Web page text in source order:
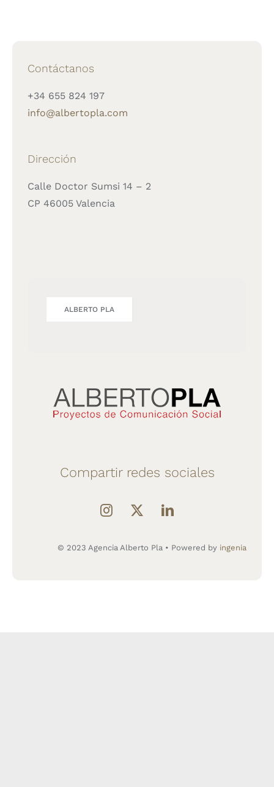
Contáctanos
+34 655 824 197
info@albertopla.com
Dirección
Calle Doctor Sumsi 14 – 2
CP 46005 Valencia
ALBERTO PLA
Compartir redes sociales
© 2023 Agencia Alberto Pla • Powered by ingenia